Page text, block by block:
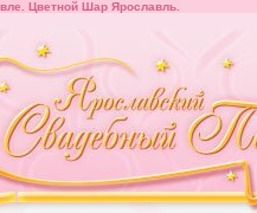
Цветной Шар Ярославль.